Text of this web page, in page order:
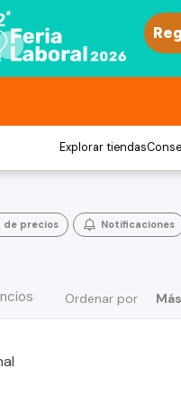
Explorar tiendas
de precios Notificaciones
Ordenar por